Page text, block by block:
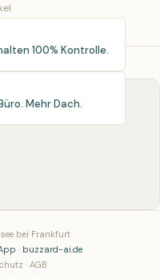
100% Kontrolle.
Mehr Dach.
bei Frankfurt
· buzzard-ai.de
· AGB